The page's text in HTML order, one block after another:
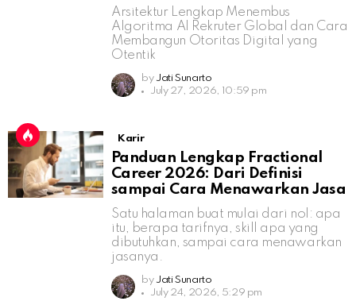
Arsitektur Lengkap Menembus
Algoritma AI Rekruter Global dan Cara
Membangun Otoritas Digital yang
Otentik
by Jati Sunarto
July 27, 2026, 10:59 pm
Karir
Panduan Lengkap Fractional
Career 2026: Dari Definisi
sampai Cara Menawarkan Jasa
Satu halaman buat mulai dari nol: apa
itu, berapa tarifnya, skill apa yang
dibutuhkan, sampai cara menawarkan
jasanya.
by Jati Sunarto
July 24, 2026, 5:29 pm